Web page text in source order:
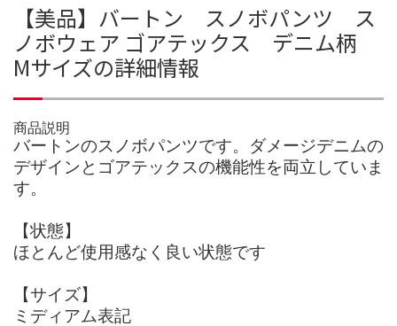
【美品】バートン スノボパンツ ス
ノボウェア ゴアテックス デニム柄
Mサイズの詳細情報
商品説明
バートンのスノボパンツです。ダメージデニムの
デザインとゴアテックスの機能性を両立していま
す。
【状態】
ほとんど使用感なく良い状態です
【サイズ】
ミディアム表記